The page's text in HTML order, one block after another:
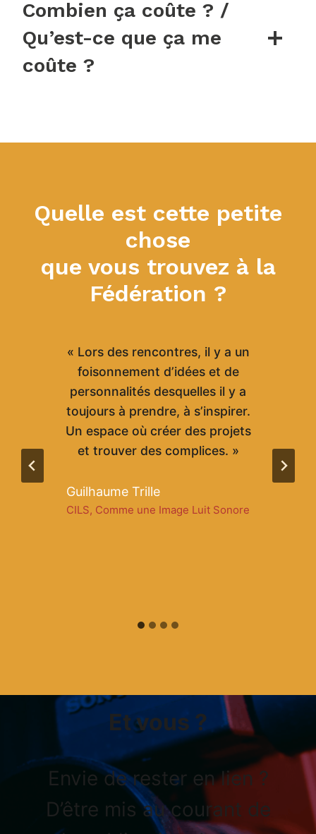
Combien ça coûte ? /
Qu’est-ce que ça me
coûte ?
Quelle est cette petite
chose
que vous trouvez à la
Fédération ?
« Lors des rencontres, il y a un
foisonnement d’idées et de
personnalités desquelles il y a
toujours à prendre, à s’inspirer.
Un espace où créer des projets
et trouver des complices. »
Guilhaume Trille
CILS, Comme une Image Luit Sonore
Et vous ?
Envie de rester en lien ?
D’être mis au courant de